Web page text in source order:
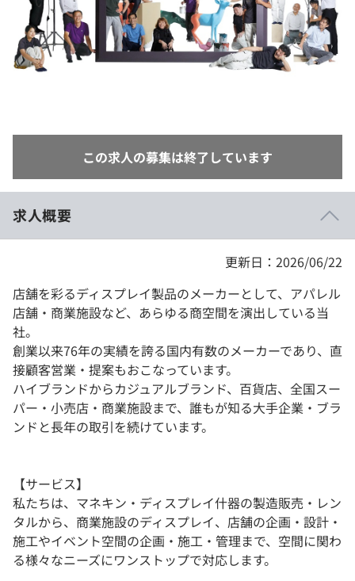
個人向けプラン
法人向けプラン
この求人の募集は終了しています
求人概要
更新日：2026/06/22
店舗を彩るディスプレイ製品のメーカーとして、アパレル
店舗・商業施設など、あらゆる商空間を演出している当
社。
創業以来76年の実績を誇る国内有数のメーカーであり、直
接顧客営業・提案もおこなっています。
ハイブランドからカジュアルブランド、百貨店、全国スー
パー・小売店・商業施設まで、誰もが知る大手企業・ブラ
ンドと長年の取引を続けています。
【サービス】
私たちは、マネキン・ディスプレイ什器の製造販売・レン
タルから、商業施設のディスプレイ、店舗の企画・設計・
施工やイベント空間の企画・施工・管理まで、空間に関わ
る様々なニーズにワンストップで対応します。